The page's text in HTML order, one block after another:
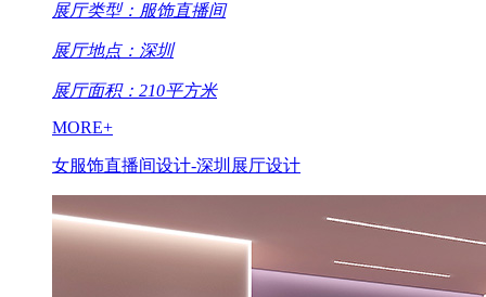
展厅类型：服饰直播间
展厅地点：深圳
展厅面积：210平方米
MORE+
女服饰直播间设计-深圳展厅设计